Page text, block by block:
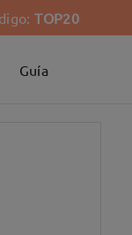
TOP20
Guía